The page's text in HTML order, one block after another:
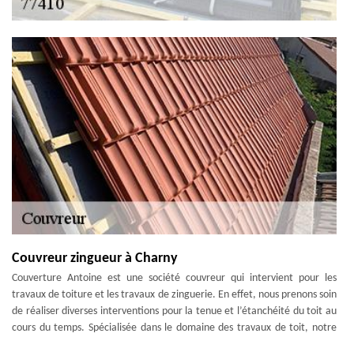
Couvreur zingueur à Charny
Couverture Antoine est une société couvreur qui intervient pour les
travaux de toiture et les travaux de zinguerie. En effet, nous prenons soin
de réaliser diverses interventions pour la tenue et l’étanchéité du toit au
cours du temps. Spécialisée dans le domaine des travaux de toit, notre